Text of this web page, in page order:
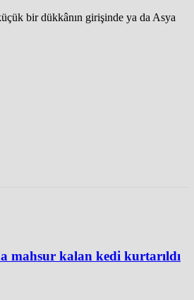
bir dükkânın girişinde ya da Asya
mahsur kalan kedi kurtarıldı